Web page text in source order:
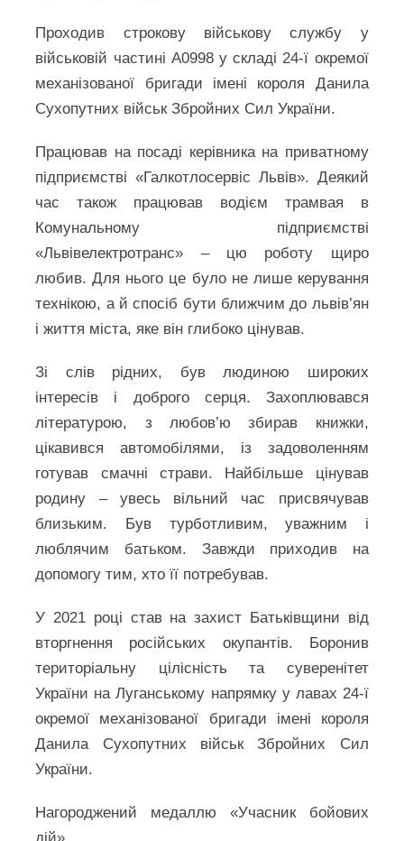
Проходив строкову військову службу у
військовій частині А0998 у складі 24-ї окремої
механізованої бригади імені короля Данила
Сухопутних військ Збройних Сил України.
Працював на посаді керівника на приватному
підприємстві «Галкотлосервіс Львів». Деякий
час також працював водієм трамвая в
Комунальному підприємстві
«Львівелектротранс» – цю роботу щиро
любив. Для нього це було не лише керування
технікою, а й спосіб бути ближчим до львів’ян
і життя міста, яке він глибоко цінував.
Зі слів рідних, був людиною широких
інтересів і доброго серця. Захоплювався
літературою, з любов’ю збирав книжки,
цікавився автомобілями, із задоволенням
готував смачні страви. Найбільше цінував
родину – увесь вільний час присвячував
близьким. Був турботливим, уважним і
люблячим батьком. Завжди приходив на
допомогу тим, хто її потребував.
У 2021 році став на захист Батьківщини від
вторгнення російських окупантів. Боронив
територіальну цілісність та суверенітет
України на Луганському напрямку у лавах 24-ї
окремої механізованої бригади імені короля
Данила Сухопутних військ Збройних Сил
України.
Нагороджений медаллю «Учасник бойових